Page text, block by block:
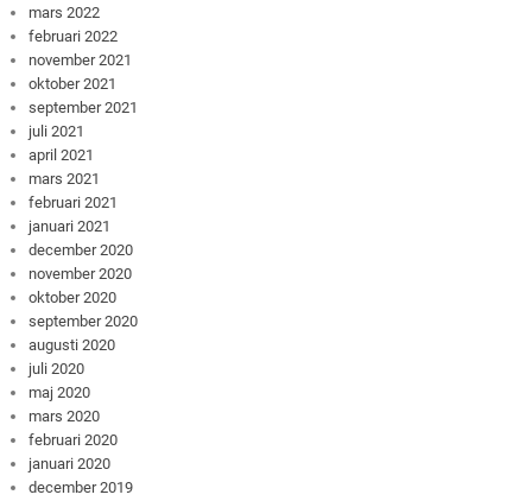
mars 2022
februari 2022
november 2021
oktober 2021
september 2021
juli 2021
april 2021
mars 2021
februari 2021
januari 2021
december 2020
november 2020
oktober 2020
september 2020
augusti 2020
juli 2020
maj 2020
mars 2020
februari 2020
januari 2020
december 2019